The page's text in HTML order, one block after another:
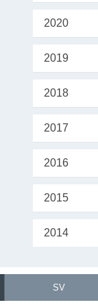
2020
2019
2018
2017
2016
2015
2014
SV